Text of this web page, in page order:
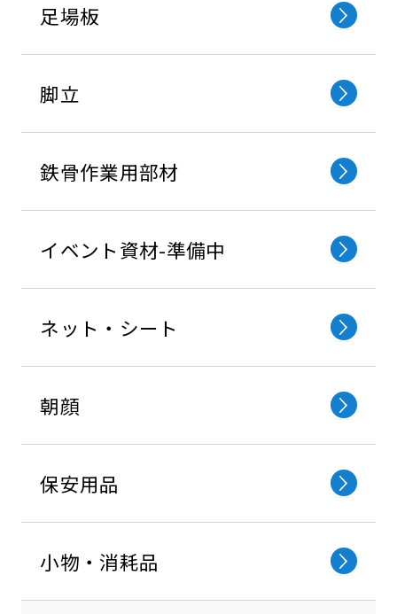
⾜場板
脚立
鉄⾻作業⽤部材
イベント資材-準備中
ネット・シート
朝顔
保安⽤品
小物・消耗品